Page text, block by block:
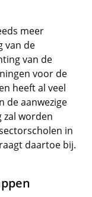
meer
van de
van de
voor de
heeft al veel
de aanwezige
zal worden
in
daartoe bij.